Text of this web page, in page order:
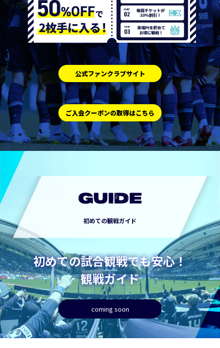
公式ファンクラブサイト
ご入会クーポンの取得はこちら
GUIDE
初めての観戦ガイド
初めての試合観戦でも安心！
観戦ガイド
coming soon